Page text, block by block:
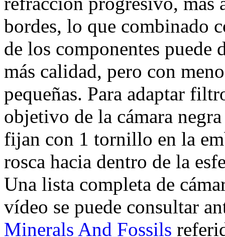
bordes, lo que combinado
de los componentes puede
más calidad, pero con
pequeñas. Para adaptar
objetivo de la cámara
fijan con 1 tornillo en la
rosca hacia dentro de la
Una lista completa de
vídeo se puede consultar
Minerals And Fossils